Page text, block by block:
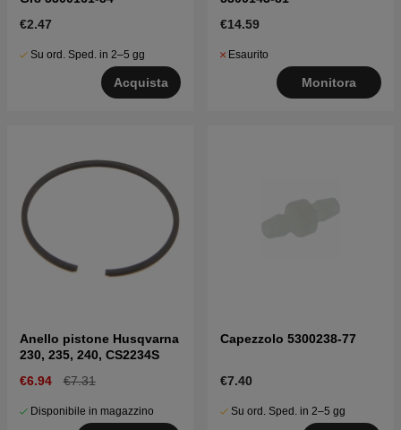
€2.47
Su ord. Sped. in 2–5 gg
Acquista
€14.59
Esaurito
Monitora
Anello pistone Husqvarna
230, 235, 240, CS2234S
€6.94
€7.31
Disponibile in magazzino
Capezzolo 5300238-77
€7.40
Su ord. Sped. in 2–5 gg